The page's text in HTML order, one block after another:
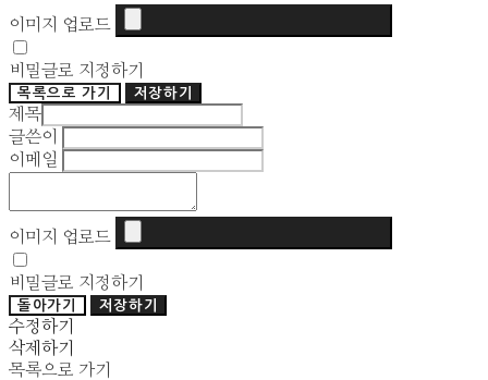
이미지 업로드
비밀글로 지정하기
목록으로 가기 저장하기
제목
글쓴이
이메일
이미지 업로드
비밀글로 지정하기
돌아가기 저장하기
수정하기
삭제하기
목록으로 가기